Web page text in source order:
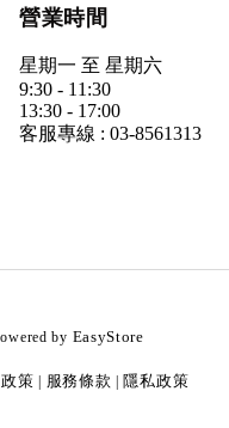
營業時間
星期一 至 星期六
9:30 - 11:30
13:30 - 17:00
客服專線 : 03-8561313
by EasyStore
策 服務條款 隱私政策